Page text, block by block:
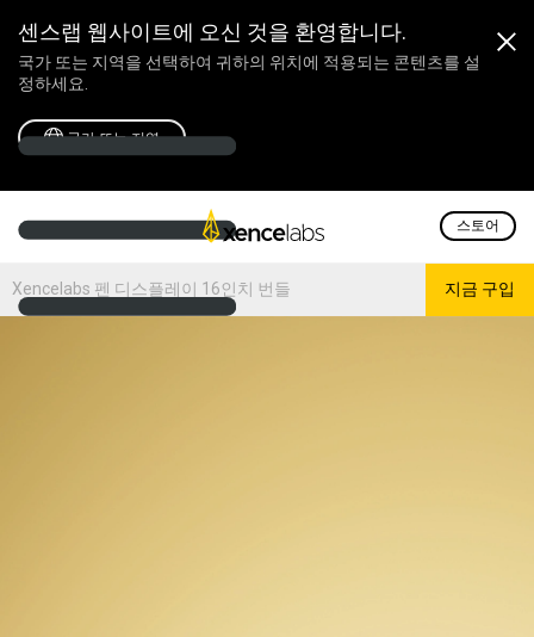
센스랩 웹사이트에 오신 것을 환영합니다.
국가 또는 지역을 선택하여 귀하의 위치에 적용되는 콘텐츠를 설
정하세요.
국가 또는 지역
스토어
Xencelabs 펜 디스플레이 16인치 번들 지금 구입